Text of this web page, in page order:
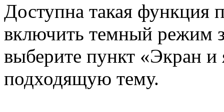
Доступна такая функция
включить темный режим
выберите пункт «Экран и
подходящую тему.